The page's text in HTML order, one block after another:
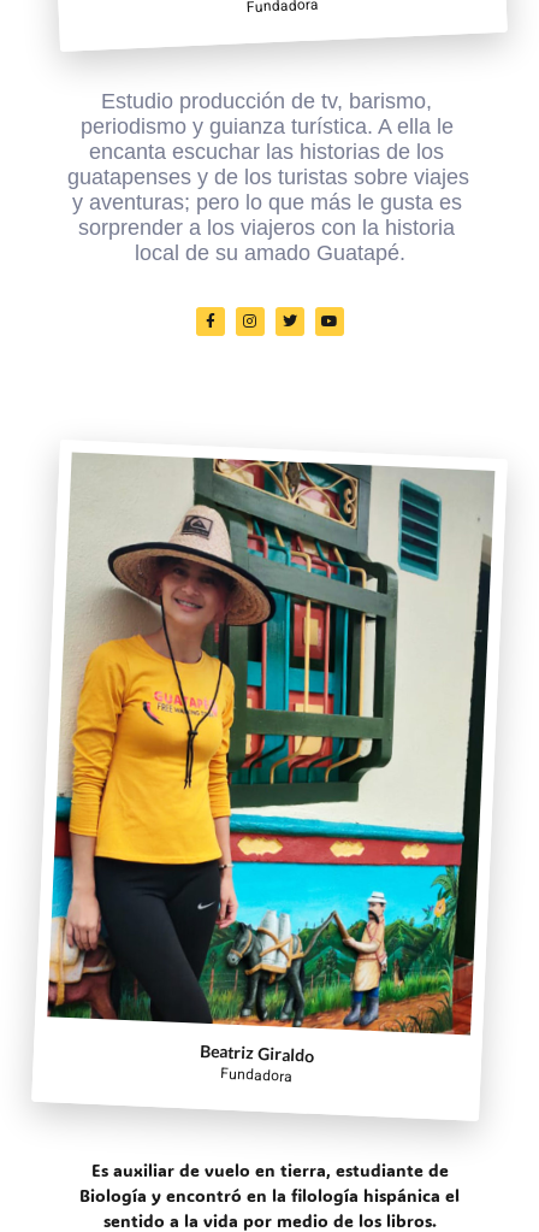
Fundadora
Estudio producción de tv, barismo,
periodismo y guianza turística. A ella le
encanta escuchar las historias de los
guatapenses y de los turistas sobre viajes
y aventuras; pero lo que más le gusta es
sorprender a los viajeros con la historia
local de su amado Guatapé.
Es auxiliar de vuelo en tierra, estudiante de
Biología y encontró en la filología hispánica el
sentido a la vida por medio de los libros.
Beatriz Giraldo
Fundadora